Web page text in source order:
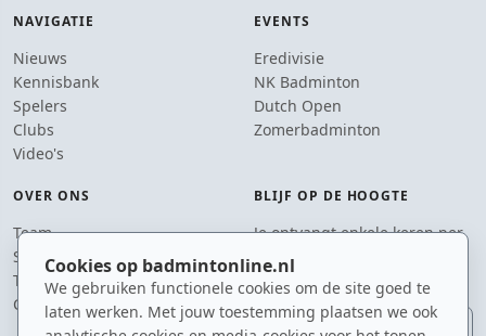
Cookies op badmintonline.nl
We gebruiken functionele cookies om de site goed te
laten werken. Met jouw toestemming plaatsen we ook
NAVIGATIE
Nieuws
Kennisbank
Spelers
Clubs
Video's
EVENTS
Eredivisie
NK Badminton
Dutch Open
Zomerbadminton
OVER ONS
Team
Supporters
Tip de redactie
Contact
BLIJF OP DE HOOGTE
Je ontvangt enkele keren per
jaar een e-mail met het
laatste badmintonnieuws.
E-mailadres